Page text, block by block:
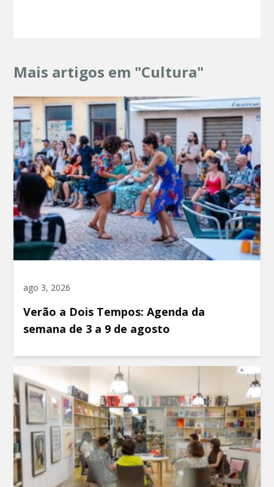
Mais artigos em "Cultura"
ago 3, 2026
Verão a Dois Tempos: Agenda da
semana de 3 a 9 de agosto